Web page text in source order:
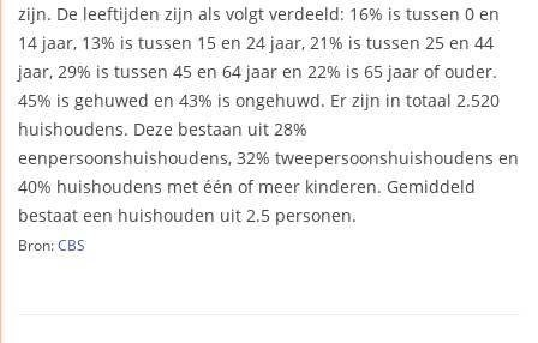
zijn. De leeftijden zijn als volgt verdeeld: 16% is tussen 0 en
14 jaar, 13% is tussen 15 en 24 jaar, 21% is tussen 25 en 44
jaar, 29% is tussen 45 en 64 jaar en 22% is 65 jaar of ouder.
45% is gehuwed en 43% is ongehuwd. Er zijn in totaal 2.520
huishoudens. Deze bestaan uit 28%
eenpersoonshuishoudens, 32% tweepersoonshuishoudens en
40% huishoudens met één of meer kinderen. Gemiddeld
bestaat een huishouden uit 2.5 personen.
Bron: CBS